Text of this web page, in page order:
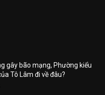
gây bão mạng, Phường kiểu
Tô Lâm đi về đâu?